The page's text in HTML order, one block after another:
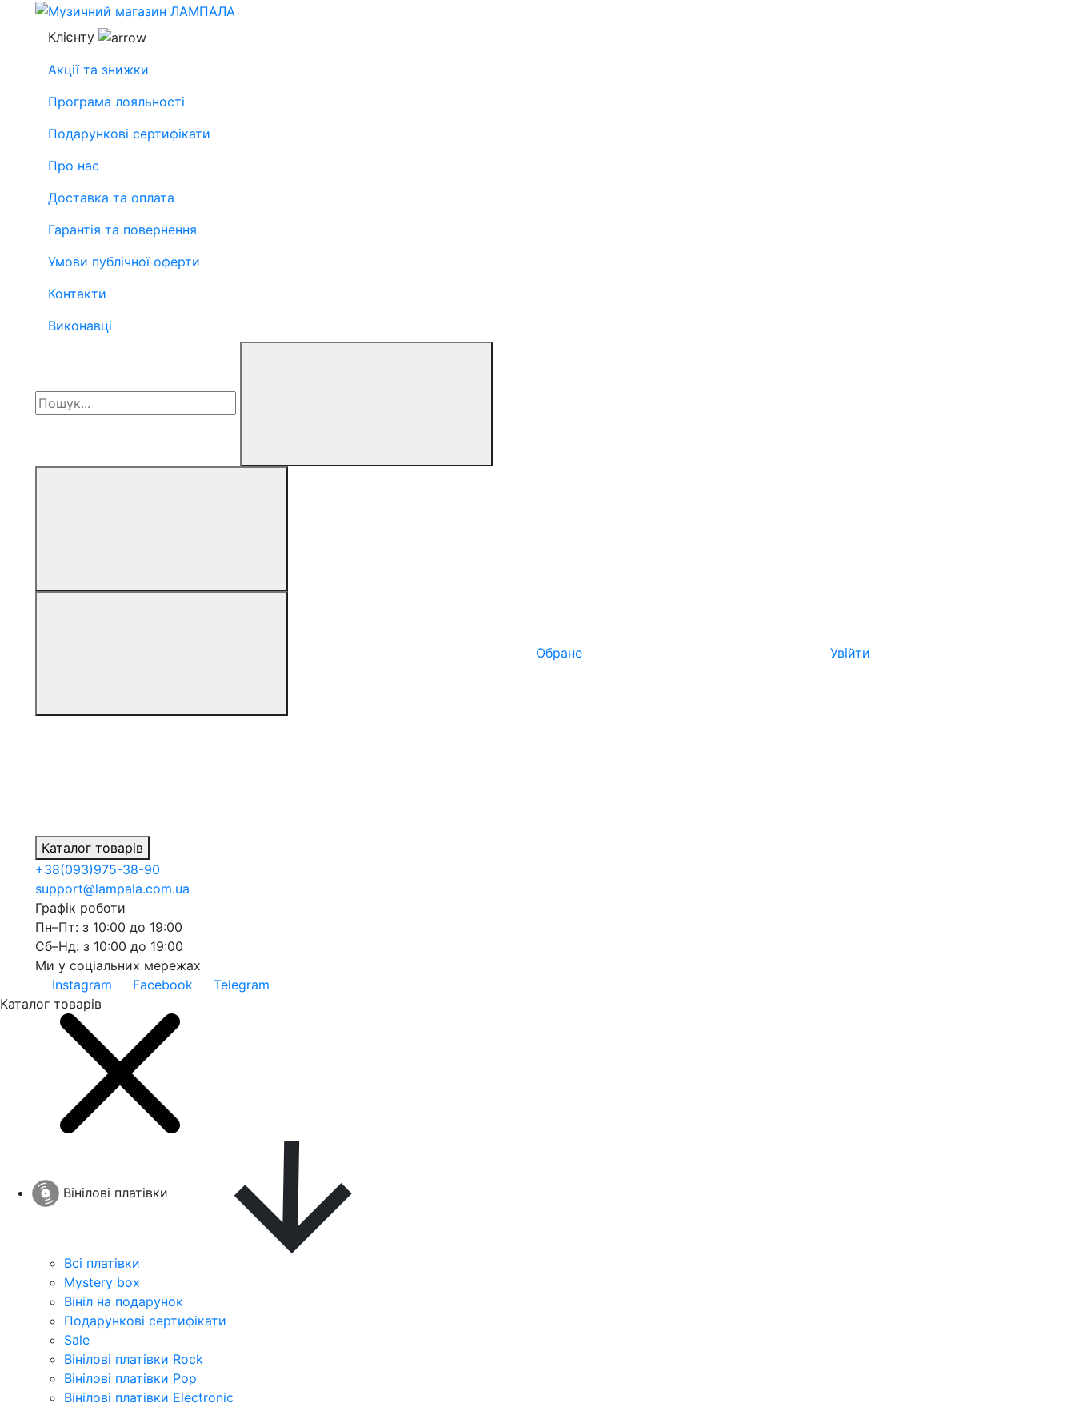
Клієнту
Акції та знижки
Програма лояльності
Подарункові сертифікати
Про нас
Доставка та оплата
Гарантія та повернення
Умови публічної оферти
Контакти
Виконавці
Обране Увійти
Каталог товарів
+38(093)975-38-90
support@lampala.com.ua
Графік роботи
Пн–Пт: з 10:00 до 19:00
Сб–Нд: з 10:00 до 19:00
Ми у соціальних мережах
Instagram
Facebook
Telegram
Каталог товарів
Вінілові платівки
Всі платівки
Mystery box
Вініл на подарунок
Подарункові сертифікати
Sale
Вінілові платівки Rock
Вінілові платівки Pop
Вінілові платівки Electronic